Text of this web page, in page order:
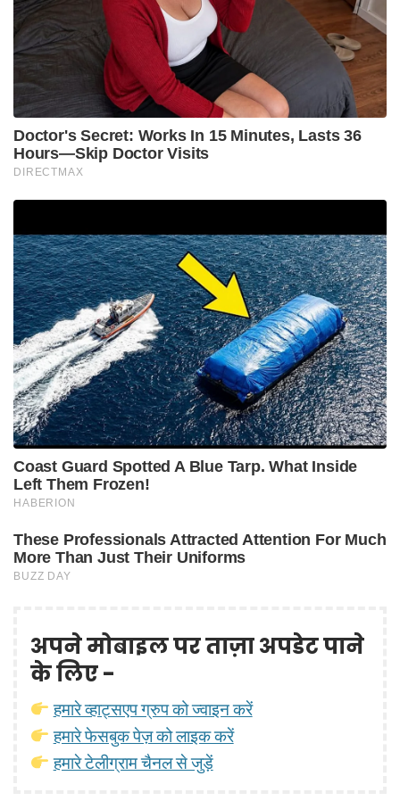
अपने मोबाइल पर ताज़ा अपडेट पाने
के लिए -
हमारे व्हाट्सएप ग्रुप को ज्वाइन करें
हमारे फेसबुक पेज़ को लाइक करें
हमारे टेलीग्राम चैनल से जुड़ें